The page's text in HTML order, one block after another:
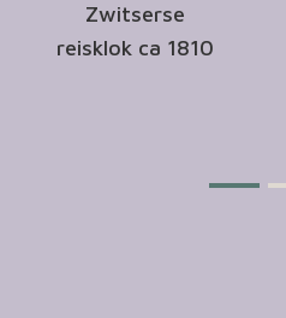
Zwitserse
reisklok ca 1810